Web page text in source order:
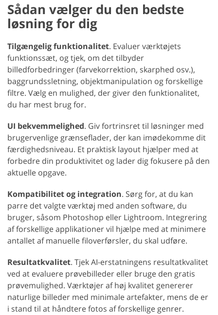
Sådan vælger du den bedste
løsning for dig
Tilgængelig funktionalitet. Evaluer værktøjets
funktionssæt, og tjek, om det tilbyder
billedforbedringer (farvekorrektion, skarphed osv.),
baggrundssletning, objektmanipulation og forskellige
filtre. Vælg en mulighed, der giver den funktionalitet,
du har mest brug for.
UI bekvemmelighed. Giv fortrinsret til løsninger med
brugervenlige grænseflader, der kan imødekomme dit
færdighedsniveau. Et praktisk layout hjælper med at
forbedre din produktivitet og lader dig fokusere på den
aktuelle opgave.
Kompatibilitet og integration. Sørg for, at du kan
parre det valgte værktøj med anden software, du
bruger, såsom Photoshop eller Lightroom. Integrering
af forskellige applikationer vil hjælpe med at minimere
antallet af manuelle filoverførsler, du skal udføre.
Resultatkvalitet. Tjek AI-erstatningens resultatkvalitet
ved at evaluere prøvebilleder eller bruge den gratis
prøvemulighed. Værktøjer af høj kvalitet genererer
naturlige billeder med minimale artefakter, mens de er
i stand til at håndtere fotos af forskellige genrer.